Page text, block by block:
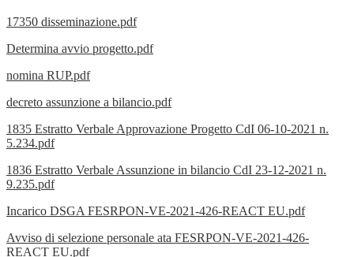
17350 disseminazione.pdf
Determina avvio progetto.pdf
nomina RUP.pdf
decreto assunzione a bilancio.pdf
1835 Estratto Verbale Approvazione Progetto CdI 06-10-2021 n.
5.234.pdf
1836 Estratto Verbale Assunzione in bilancio CdI 23-12-2021 n.
9.235.pdf
Incarico DSGA FESRPON-VE-2021-426-REACT EU.pdf
Avviso di selezione personale ata FESRPON-VE-2021-426-
REACT EU.pdf